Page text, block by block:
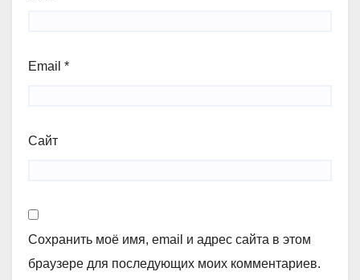
Email *
Сайт
Сохранить моё имя, email и адрес сайта в этом
браузере для последующих моих комментариев.